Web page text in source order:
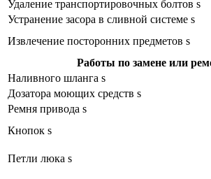
Удаление транспортировочных болтов s
Устранение засора в сливной системе s
Извлечение посторонних предметов s
Работы по замене или
Наливного шланга s
Дозатора моющих средств s
Ремня привода s
Кнопок s
Петли люка s